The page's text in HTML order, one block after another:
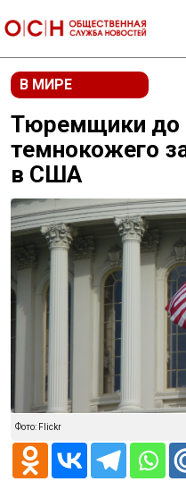
В МИРЕ
Тюремщики до
темнокожего
в США
Фото: Flickr